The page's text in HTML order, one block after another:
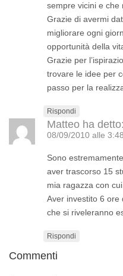
sempre vicini e che
Grazie di avermi
migliorare ogni
opportunità della
Grazie per
trovare le idee per
passo per la
Rispondi
Matteo ha detto:
08/09/2010 alle
Sono
aver trascorso 15
mia ragazza con
Aver investito 6 ore
che si riveleranno
Rispondi
Commenti